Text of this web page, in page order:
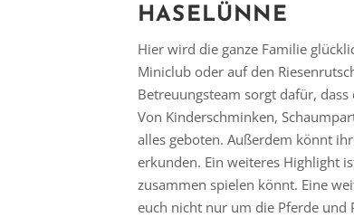
HASELÜNNE
Hier wird die ganze Familie
Miniclub oder auf den
Betreuungsteam sorgt dafür,
Von Kinderschminken,
alles geboten. Außerdem könnt
erkunden. Ein weiteres Highlight
zusammen spielen könnt. Eine
euch nicht nur um die Pferde